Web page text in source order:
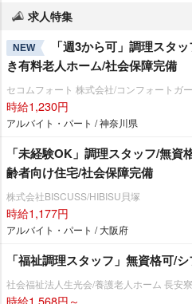
求人特集
NEW
「週3から可」調理スタ
き有料老人ホーム/社会保障完備
セコムフォート 株式会社/コンフォートガ
時給1,230円
アルバイト・パート / 神奈川県
「未経験OK」調理スタッフ/無
齢者向け住宅/社会保障完備
株式会社BISCUSS/HIBISU貝塚
時給1,177円
アルバイト・パート / 大阪府
「福祉調理スタッフ」無資格可/
社会福祉法人生光会/養護老人ホーム 長安寮
時給1,568円～